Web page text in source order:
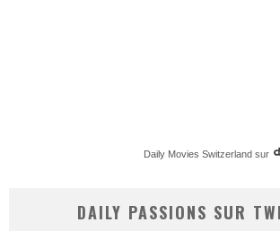
Daily Movies Switzerland sur
DAILY PASSIONS SUR